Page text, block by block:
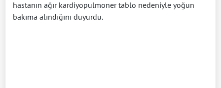
hastanın ağır kardiyopulmoner tablo nedeniyle yoğun
bakıma alındığını duyurdu.